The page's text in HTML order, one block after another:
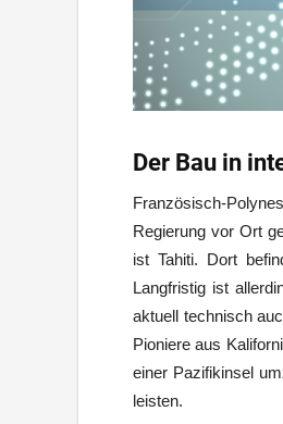
Der Bau in
Französisch-
Regierung vor Ort
ist Tahiti. Dort
Langfristig ist
aktuell technisch
Pioniere aus
einer Pazifikinsel
leisten.